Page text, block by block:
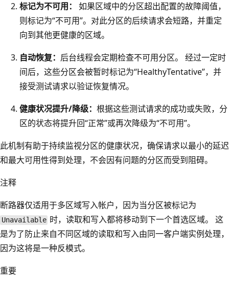
标记为不可用：
如果区域中的分区超出配置的故障阈值，
则标记为“不可用”。对此分区的后续请求会短路，并重定
向到其他更健康的区域。
自动恢复： 后台线程会定期检查不可用分区。 经过一定时
间后，这些分区会被暂时标记为“HealthyTentative”，并
接受测试请求以验证恢复情况。
健康状况提升/降级： 根据这些测试请求的成功或失败，分
区的状态将提升回“正常”或再次降级为“不可用”。
此机制有助于持续监视分区的健康状况，确保请求以最小的延迟
和最大可用性得到处理，不会因有问题的分区而受到阻碍。
注释
断路器仅适用于多区域写入帐户，因为当分区被标记为
Unavailable 时，读取和写入都将移动到下一个首选区域。 这
是为了防止来自不同区域的读取和写入由同一客户端实例处理，
因为这将是一种反模式。
重要